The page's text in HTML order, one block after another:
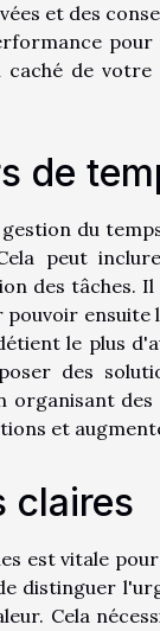
et des
de
de
du
peut
des tâches.
ensuite
le plus
des
et
claires
est vitale
distinguer
Cela